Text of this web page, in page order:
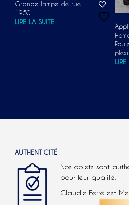
Grande lampe de rue
1950
LIRE LA SUITE
AUTHENTICITÉ
Nos objets sont
pour leur qualité.
Claudie Ferré est